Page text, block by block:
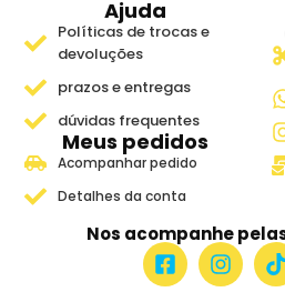
Ajuda
Políticas de trocas e
devoluções
prazos e entregas
dúvidas frequentes
Meus pedidos
Acompanhar pedido
Detalhes da conta
Nos acompanhe